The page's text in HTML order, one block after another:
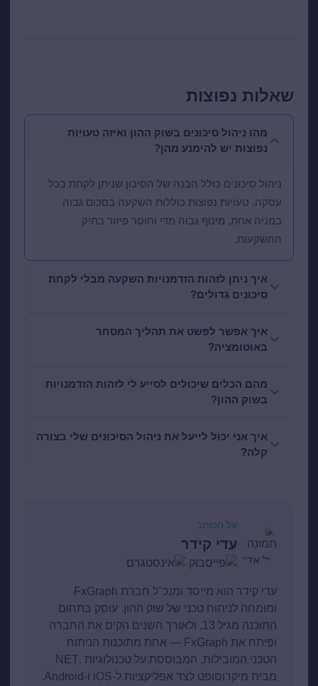
שאלות נפוצות
מהו ניהול סיכונים בשוק ההון ואיזה טעויות
נפוצות יש להימנע מהן?
ניהול סיכונים כולל הבנה של הסיכון שניתן לקחת בכל
עסקה. טעויות נפוצות כוללות השקעה בסכום גבוה
במניה אחת, מינוף גבוה מדי וחוסר פיזור בתיק
ההשקעות.
איך ניתן לזהות הזדמנויות השקעה מבלי לקחת
סיכונים גדולים?
איך אפשר לפשט את תהליך המסחר
באוטומציה?
מהם הכלים שיכולים לסייע לי לזהות הזדמנויות
בשוק ההון?
איך אני יכול לייעל את ניהול הסיכונים שלי בצורה
קלה?
על הכותב
עדי קידר
עדי קידר הוא מייסד ומנכ"ל חברת FxGraph
ומומחה לניתוח טכני של שוק ההון. עוסק בתחום
התוכנה מגיל 13, ולאורך השנים הקים את החברה
ופיתח את FxGraph — אחת מתוכנות הניתוח
הטכני המובילות, המבוססת על טכנולוגיות .NET
מבית מיקרוסופט לצד אפליקציות ל-iOS ו-Android.